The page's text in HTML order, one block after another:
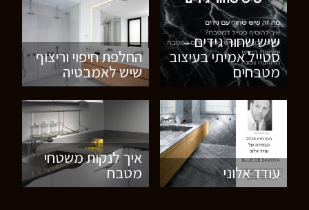
שיש שחור גידים –
סטייל אמיתי בעיצוב
מטבחים
החלפת חיפוי וריצוף
שיש לאמבטיה
עודד אלוני
איך לנקות משטחי
מטבח